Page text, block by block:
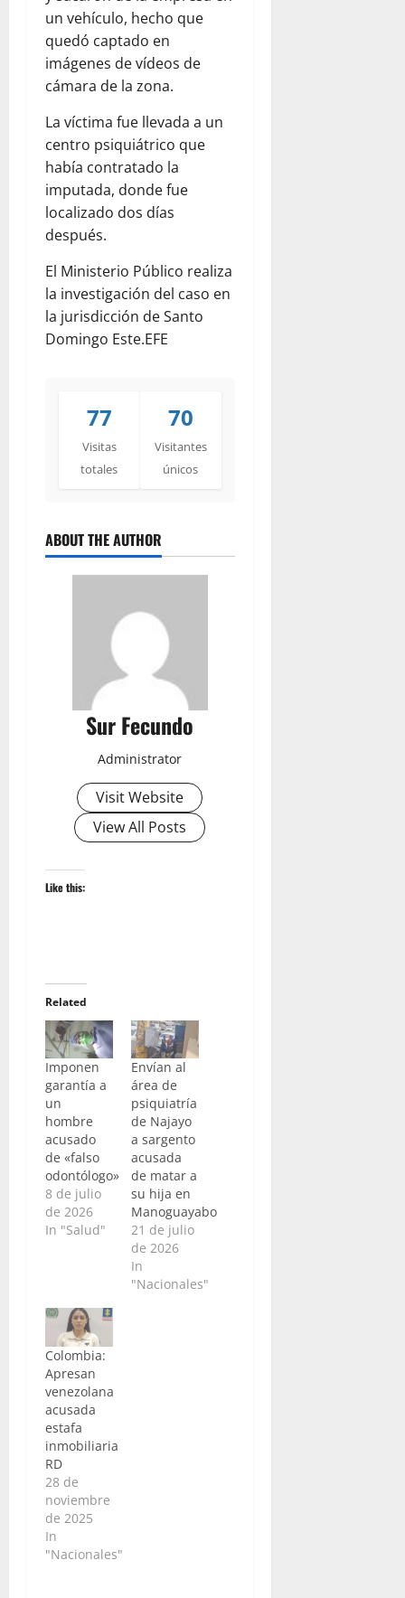
un vehículo, hecho que
quedó captado en
imágenes de vídeos de
cámara de la zona.
La víctima fue llevada a un
centro psiquiátrico que
había contratado la
imputada, donde fue
localizado dos días
después.
El Ministerio Público realiza
la investigación del caso en
la jurisdicción de Santo
Domingo Este.EFE
77
Visitas
totales
70
Visitantes
únicos
ABOUT THE AUTHOR
Sur Fecundo
Administrator
Visit Website
View All Posts
Like this:
Related
Imponen
garantía a
un
hombre
acusado
de «falso
odontólogo»
8 de julio
de 2026
In "Salud"
Envían al
área de
psiquiatría
de Najayo
a sargento
acusada
de matar a
su hija en
Manoguayabo
21 de julio
de 2026
In
"Nacionales"
Colombia:
Apresan
venezolana
acusada
estafa
inmobiliaria
RD
28 de
noviembre
de 2025
In
"Nacionales"